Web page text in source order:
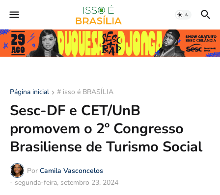
Página inicial # isso é BRASÍLIA
Sesc-DF e CET/UnB
promovem o 2º Congresso
Brasiliense de Turismo Social
Por Camila Vasconcelos
- segunda-feira, setembro 23, 2024